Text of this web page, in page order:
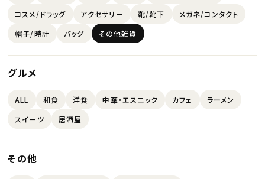
コスメ/ドラッグ
アクセサリー 靴/靴下
メガネ/コンタクト
帽子/時計
バッグ その他雑貨
グルメ
ALL 和食 洋食 中華・エスニック カフェ
ラーメン
スイーツ
居酒屋
その他